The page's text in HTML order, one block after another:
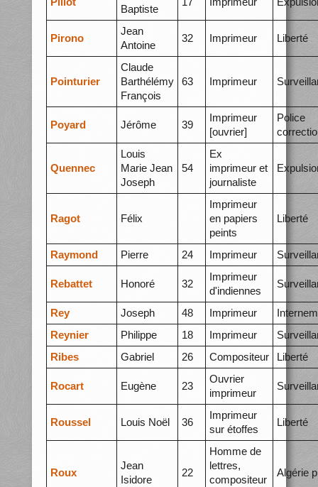
Baptiste
Pirono
Jean
Antoine
32 Imprimeur Liberté
Pointurier
Claude
Barthélémy
François
63 Imprimeur
Poyard Jérôme 39
Imprimeur
[ouvrier]
Police
Quennec
Louis
Marie Jean
Joseph
54
Ex
imprimeur et
journaliste
Ragot Félix
Imprimeur
en papiers
peints
Liberté
Raymond Pierre 24 Imprimeur
Rebattet Honoré 32
Imprimeur
d'indiennes
Rey Joseph 48 Imprimeur
Reynier
Philippe 18 Imprimeur
Ribes
Gabriel 26 Compositeur Liberté
Rocart Eugène 23
Ouvrier
imprimeur
Roussel Louis Noël 36
Imprimeur
sur étoffes
Liberté
Roux
Jean
Isidore
22
Homme de
lettres,
compositeur
Algérie